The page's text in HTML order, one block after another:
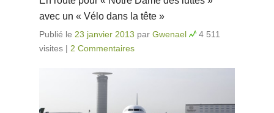
avec un « Vélo dans la tête »
Publié le 23 janvier 2013 par Gwenael
4 511
visites | 2 Commentaires